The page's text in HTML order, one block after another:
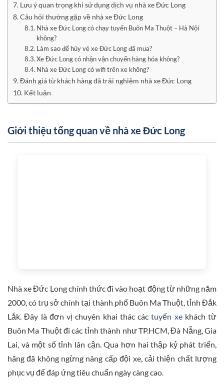
Lưu ý quan trọng khi sử dụng dịch vụ nhà xe Đức Long
Câu hỏi thường gặp về nhà xe Đức Long
Nhà xe Đức Long có chạy tuyến Buôn Ma Thuột – Hà Nội
không?
Làm sao để hủy vé xe Đức Long đã mua?
Xe Đức Long có nhận vận chuyển hàng hóa không?
Nhà xe Đức Long có wifi trên xe không?
Đánh giá từ khách hàng đã trải nghiệm nhà xe Đức Long
Kết luận
Giới thiệu tổng quan về nhà xe Đức Long
Nhà xe Đức Long chính thức đi vào hoạt động từ những năm
2000, có trụ sở chính tại thành phố Buôn Ma Thuột, tỉnh Đắk
Lắk. Đây là đơn vị chuyên khai thác cáctuyến xekhách từ
Buôn Ma Thuột đi các tỉnh thành như TP.HCM, Đà Nẵng, Gia
Lai, và một số tỉnh lân cận. Qua hơn hai thập kỷ phát triển,
hãng đã không ngừng nâng cấp đội xe, cải thiện chất lượng
phục vụ để đáp ứng tiêu chuẩn ngày càng cao.